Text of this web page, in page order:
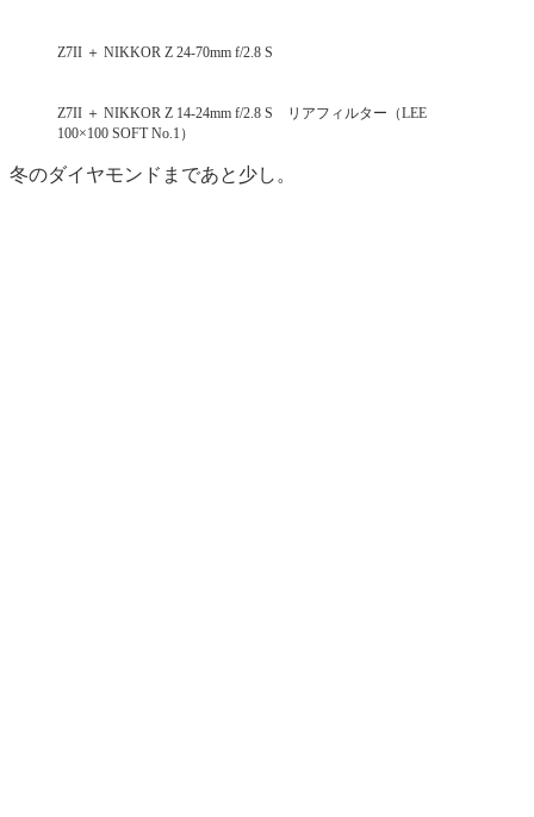
Z7II ＋ NIKKOR Z 24-70mm f/2.8 S
Z7II ＋ NIKKOR Z 14-24mm f/2.8 S リアフィルター（LEE
100×100 SOFT No.1）
冬のダイヤモンドまであと少し。